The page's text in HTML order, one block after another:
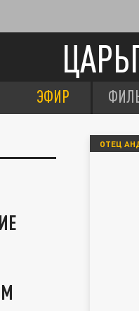
ЭФИР
ОТЕЦ